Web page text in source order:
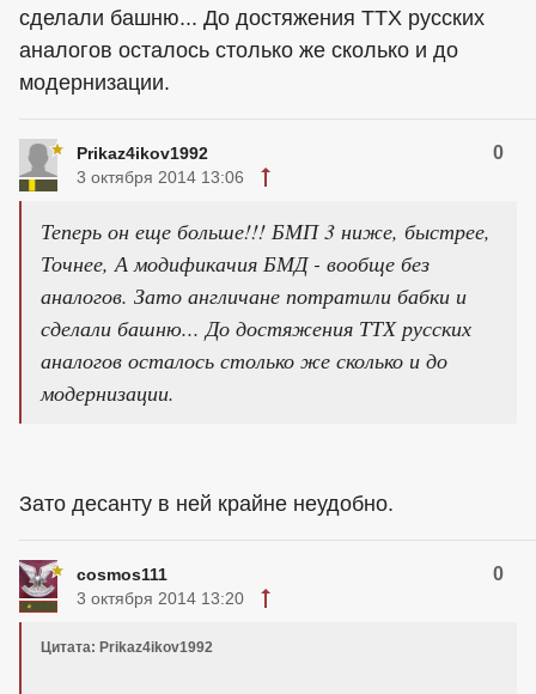
сделали башню... До достяжения ТТХ русских
аналогов осталось столько же сколько и до
модернизации.
Prikaz4ikov1992 0
3 октября 2014 13:06
Теперь он еще больше!!! БМП 3 ниже, быстрее,
Точнее, А модификачия БМД - вообще без
аналогов. Зато англичане потратили бабки и
сделали башню... До достяжения ТТХ русских
аналогов осталось столько же сколько и до
модернизации.
Зато десанту в ней крайне неудобно.
cosmos111 0
3 октября 2014 13:20
Цитата: Prikaz4ikov1992